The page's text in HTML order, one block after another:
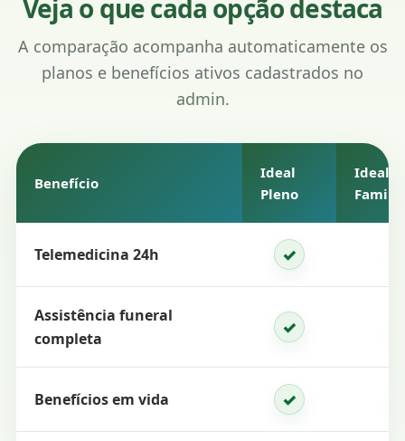
Veja o que cada opção destaca
A comparação acompanha automaticamente os
planos e benefícios ativos cadastrados no
admin.
Benefício
Ideal
Pleno
Ideal
Telemedicina 24h ✓Inclui
Assistência funeral
completa
✓Inclui
Benefícios em vida ✓Inclui